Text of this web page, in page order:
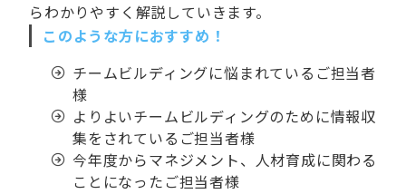
らわかりやすく解説していきます。
このような方におすすめ！
チームビルディングに悩まれているご担当者
様
よりよいチームビルディングのために情報収
集をされているご担当者様
今年度からマネジメント、人材育成に関わる
ことになったご担当者様